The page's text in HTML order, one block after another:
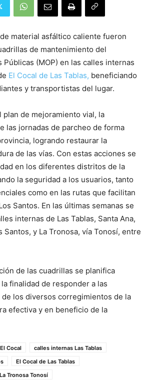
material asfáltico caliente fueron
de mantenimiento del
Públicas (MOP) en las calles internas
El Cocal de Las Tablas, beneficiando
y transportistas del lugar.
plan de mejoramiento vial, la
las jornadas de parcheo de forma
logrando restaurar la
de las vías. Con estas acciones se
en los diferentes distritos de la
la seguridad a los usuarios, tanto
como en las rutas que facilitan
Santos. En las últimas semanas se
internas de Las Tablas, Santa Ana,
y La Tronosa, vía Tonosí, entre
de las cuadrillas se planifica
finalidad de responder a las
los diversos corregimientos de la
efectiva y en beneficio de la
Cocal
calles internas Las Tablas
El Cocal de Las Tablas
La Tronosa Tonosí